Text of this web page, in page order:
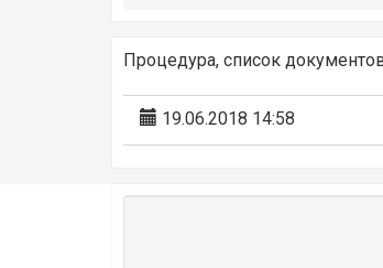
Процедура, список
19.06.2018 14:58